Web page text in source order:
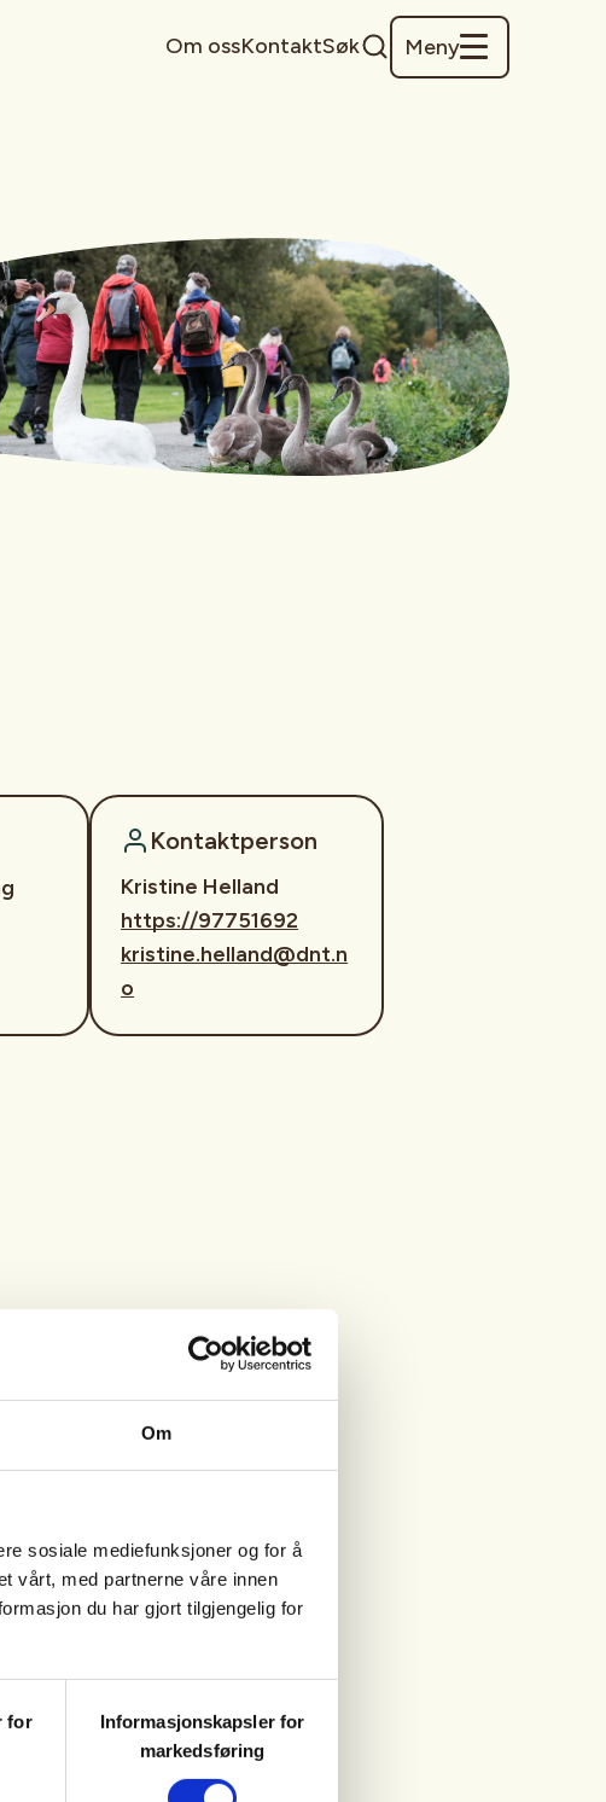
Om
sosiale mediefunksjoner og for å
vårt, med partnerne våre innen
du har gjort tilgjengelig for
for
Informasjonskapsler for
markedsføring
Om ossKontaktSøk Meny
Kontaktperson
Kristine Helland
https://97751692
kristine.helland@dnt.n
o